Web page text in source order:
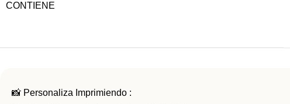
CONTIENE
📸 Personaliza Imprimiendo :